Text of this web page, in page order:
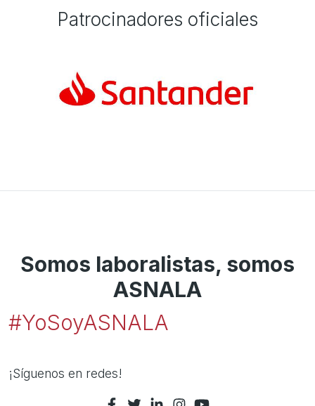
Patrocinadores oficiales
Somos laboralistas, somos
ASNALA
#YoSoyASNALA
¡Síguenos en redes!